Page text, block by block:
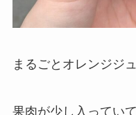
まるごとオレンジジ
果肉が少し入ってい